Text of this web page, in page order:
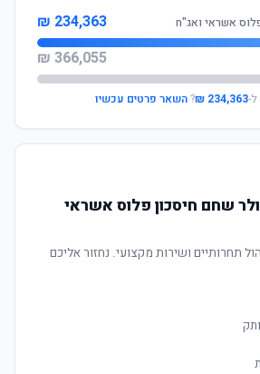
אשראי ואג"ח 234,363 ₪
366,055 ₪
ל-234,363 ₪
?השאר פרטים עכשיו
שחם חיסכון פלוס אשראי
תחרותיים ושירות מקצועי. נחזור אליכם